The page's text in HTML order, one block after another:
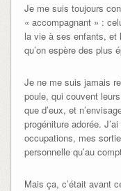
Je me suis toujours
« accompagnant » :
la vie à ses enfants, et
qu’on espère des plus
Je ne me suis jamais
poule, qui couvent
que d’eux, et
progéniture adorée.
occupations, mes
personnelle qu’au
Mais ça, c’était avant